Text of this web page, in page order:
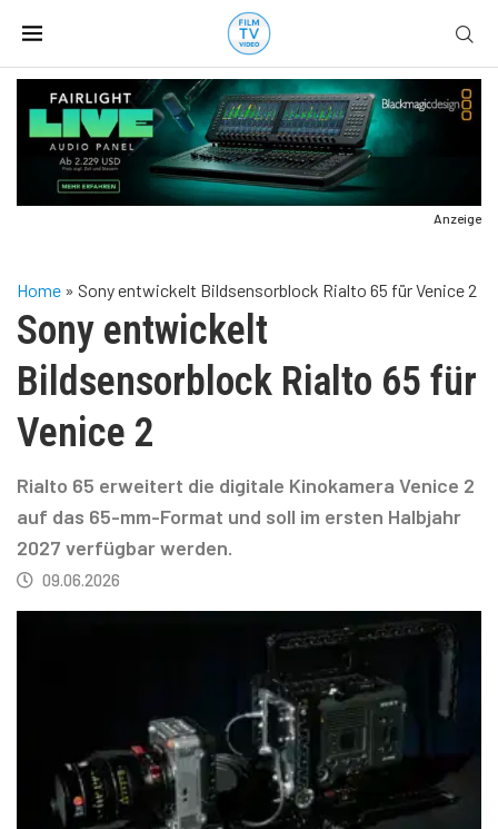
Anzeige
Home » Sony entwickelt Bildsensorblock Rialto 65 für Venice 2
Sony entwickelt
Bildsensorblock Rialto 65 für
Venice 2
Rialto 65 erweitert die digitale Kinokamera Venice 2
auf das 65-mm-Format und soll im ersten Halbjahr
2027 verfügbar werden.
09.06.2026